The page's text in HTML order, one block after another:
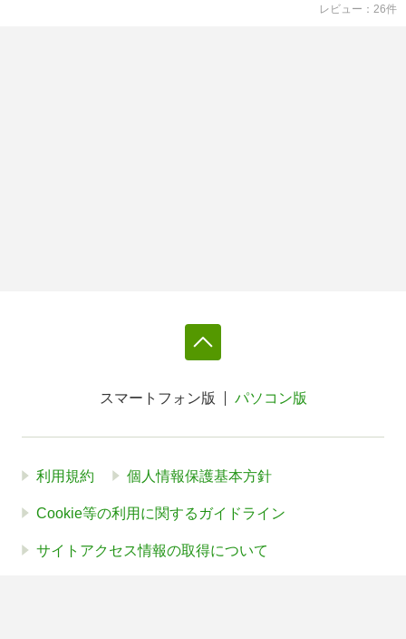
レビュー
26件
スマートフォン版 パソコン版
利用規約 個人情報保護基本方針
Cookie等の利用に関するガイドライン
サイトアクセス情報の取得について